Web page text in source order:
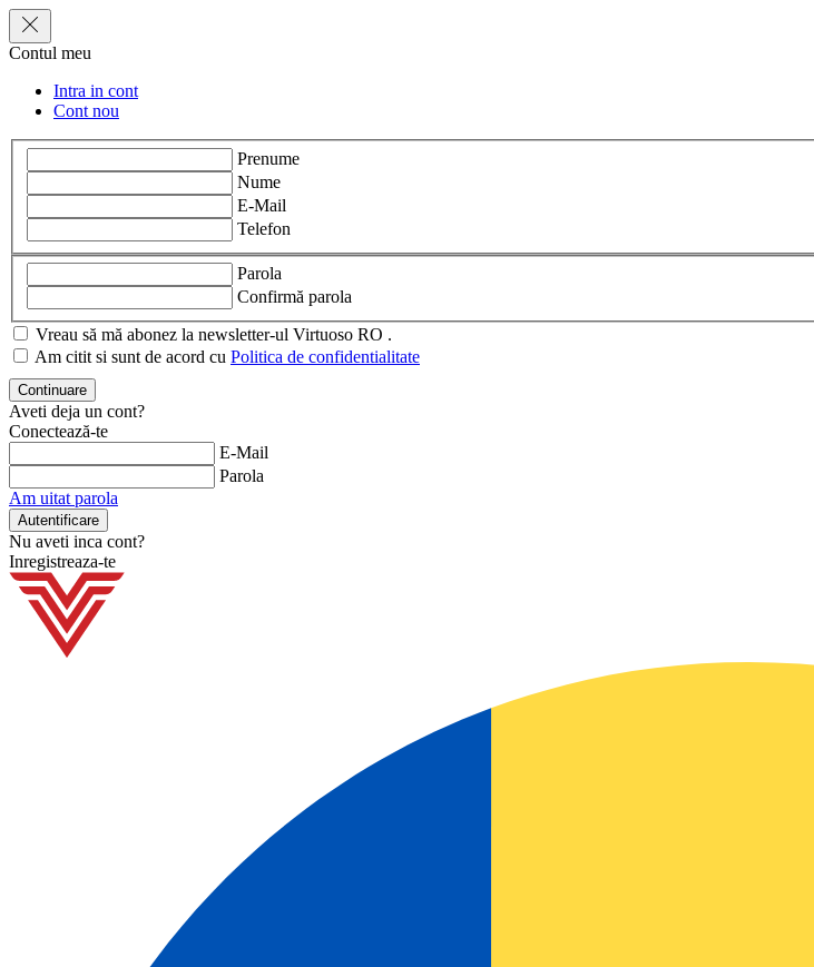
Contul meu
Intra in cont
Cont nou
Prenume
Nume
E-Mail
Telefon
Parola
Confirmă parola
Vreau să mă abonez la newsletter-ul Virtuoso RO .
Am citit si sunt de acord cu Politica de confidentialitate
Aveti deja un cont?
Conectează-te
E-Mail
Parola
Am uitat parola
Nu aveti inca cont?
Inregistreaza-te